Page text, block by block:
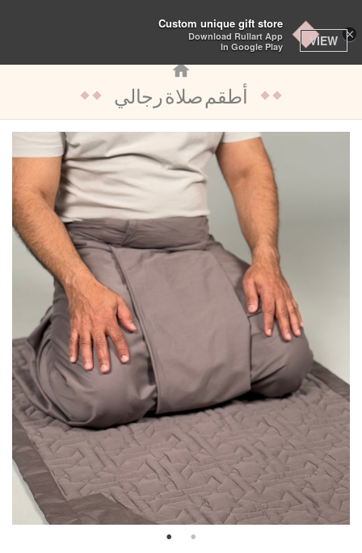
تبديل
التنقل
أطقم صلاة رجالي
×
Custom unique gift store
Download Rullart App
In Google Play
VIEW